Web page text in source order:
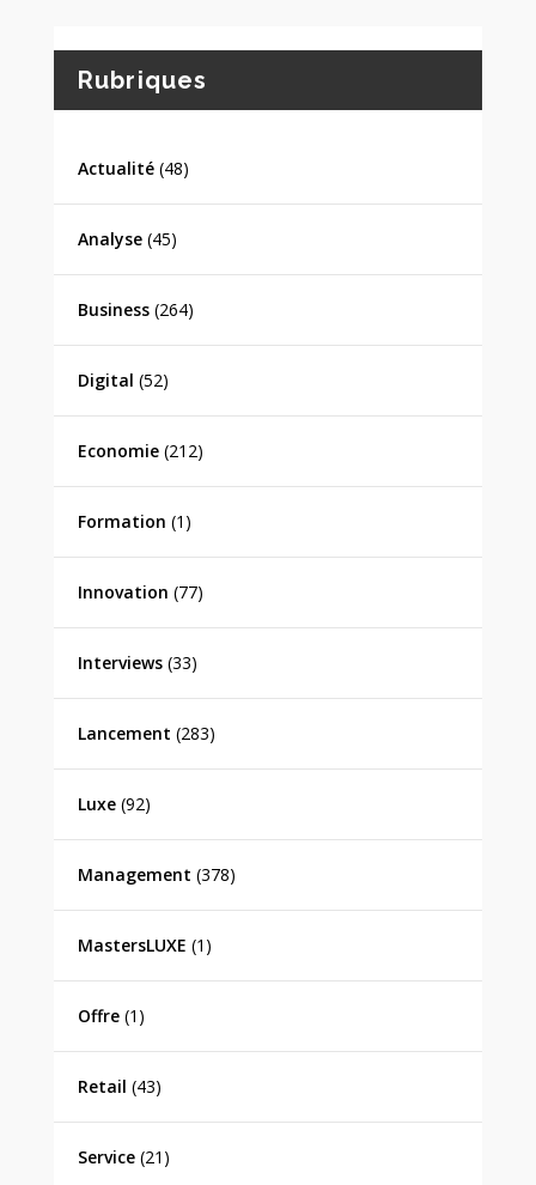
Rubriques
Actualité(48)
Analyse(45)
Business(264)
Digital (52)
Economie(212)
Formation (1)
Innovation (77)
Interviews(33)
Lancement (283)
Luxe(92)
Management (378)
MastersLUXE (1)
Offre(1)
Retail (43)
Service(21)